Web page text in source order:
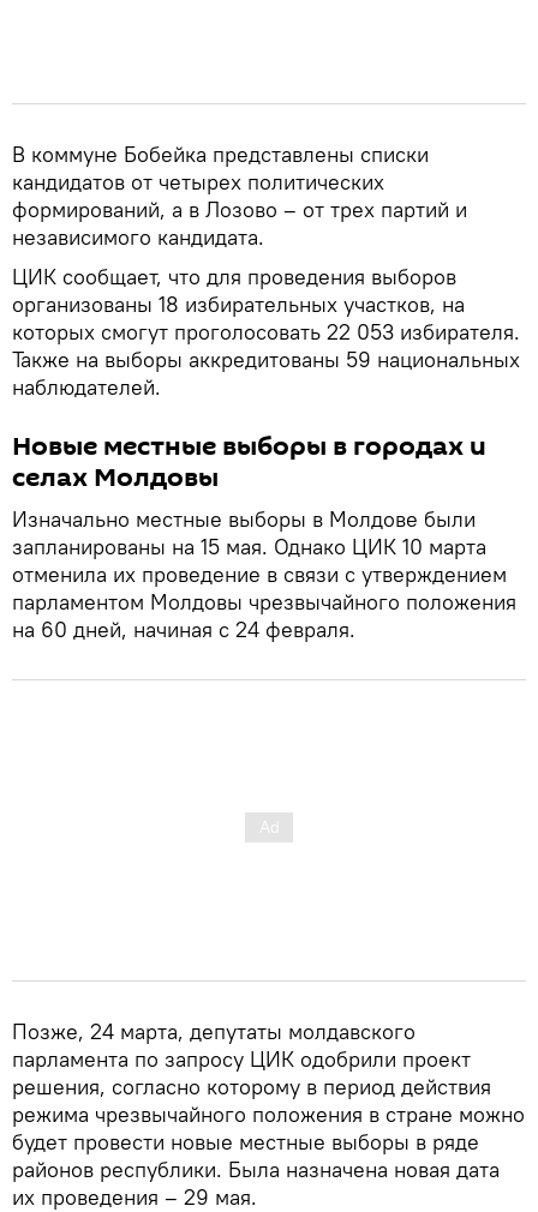
В коммуне Бобейка представлены списки
кандидатов от четырех политических
формирований, а в Лозово – от трех партий и
независимого кандидата.
ЦИК сообщает, что для проведения выборов
организованы 18 избирательных участков, на
которых смогут проголосовать 22 053 избирателя.
Также на выборы аккредитованы 59 национальных
наблюдателей.
Новые местные выборы в городах и
селах Молдовы
Изначально местные выборы в Молдове были
запланированы на 15 мая. Однако ЦИК 10 марта
отменила их проведение в связи с утверждением
парламентом Молдовы чрезвычайного положения
на 60 дней, начиная с 24 февраля.
Позже, 24 марта, депутаты молдавского
парламента по запросу ЦИК одобрили проект
решения, согласно которому в период действия
режима чрезвычайного положения в стране можно
будет провести новые местные выборы в ряде
районов республики. Была назначена новая дата
их проведения – 29 мая.